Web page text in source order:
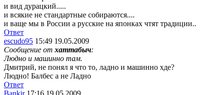
и вид дурацкий.....
и всякие не стандартные собираются....
и ваще мы в России а русские на японках чтят традиции..
Ответ
escudo95 15:49 19.05.2009
Сообщение от хаттабыч:
Людно и машинно там.
Дмитрий, не понял я что то, ладно и машинно хде?
Людно! Балбес а не Ладно
Ответ
Bankir17:16 19.05.2009